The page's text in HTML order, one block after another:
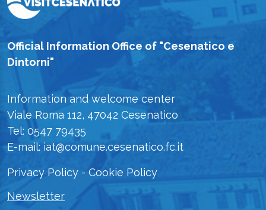
Official Information Office of "Cesenatico e
Dintorni"
Information and welcome center
Viale Roma 112, 47042 Cesenatico
Tel: 0547 79435
E-mail: iat@comune.cesenatico.fc.it
Privacy Policy - Cookie Policy
Newsletter